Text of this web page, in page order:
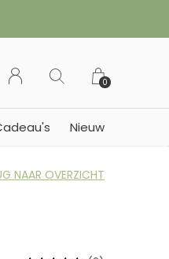
Nieuw
0
NAAR OVERZICHT